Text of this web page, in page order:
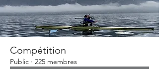
Compétition
Public · 225 membres